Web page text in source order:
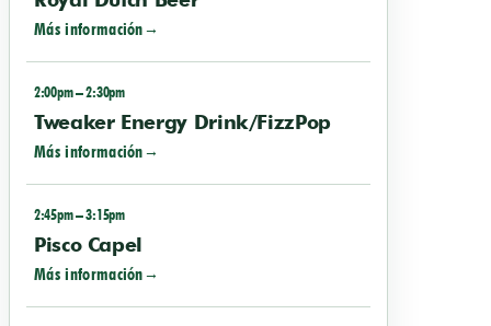
Más información
2:00pm – 2:30pm
Tweaker Energy Drink/FizzPop
Más información
2:45pm – 3:15pm
Pisco Capel
Más información